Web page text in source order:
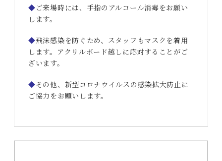
◆ ご来場時には、手指のアルコール消毒をお願い
します。
◆飛沫感染を防ぐため、スタッフもマスクを着用
します。アクリルボード越しに応対することがご
ざいます。
◆ その他、新型コロナウイルスの感染拡大防止に
ご協力をお願いします。